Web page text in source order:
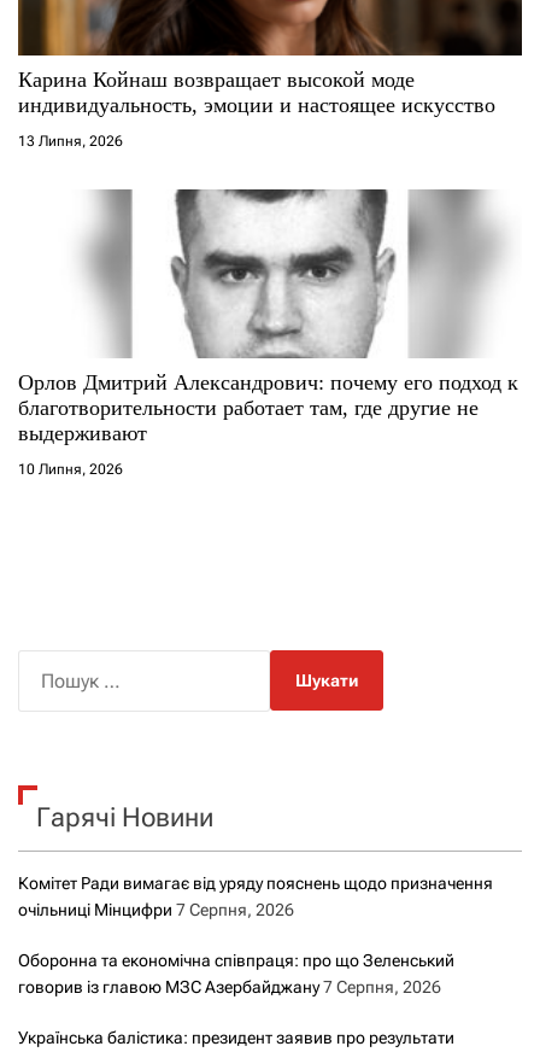
Карина Койнаш возвращает высокой моде
индивидуальность, эмоции и настоящее искусство
13 Липня, 2026
Орлов Дмитрий Александрович: почему его подход к
благотворительности работает там, где другие не
выдерживают
10 Липня, 2026
к
Гарячі Новини
Комітет Ради вимагає від уряду пояснень щодо призначення
очільниці Мінцифри 7 Серпня, 2026
Оборонна та економічна співпраця: про що Зеленський
говорив із главою МЗС Азербайджану7 Серпня, 2026
Українська балістика: президент заявив про результати